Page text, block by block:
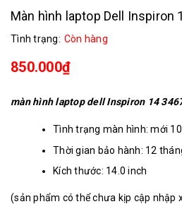
Màn hình laptop Dell Inspiron
Tình trạng: Còn hàng
850.000₫
màn hình laptop dell Inspiron 14
Tình trạng màn hình: mới
Thời gian bảo hành: 12
Kích thước: 14.0 inch
Chân kết nối: 40 chân
(sản phẩm có thể chưa kịp cập nhập